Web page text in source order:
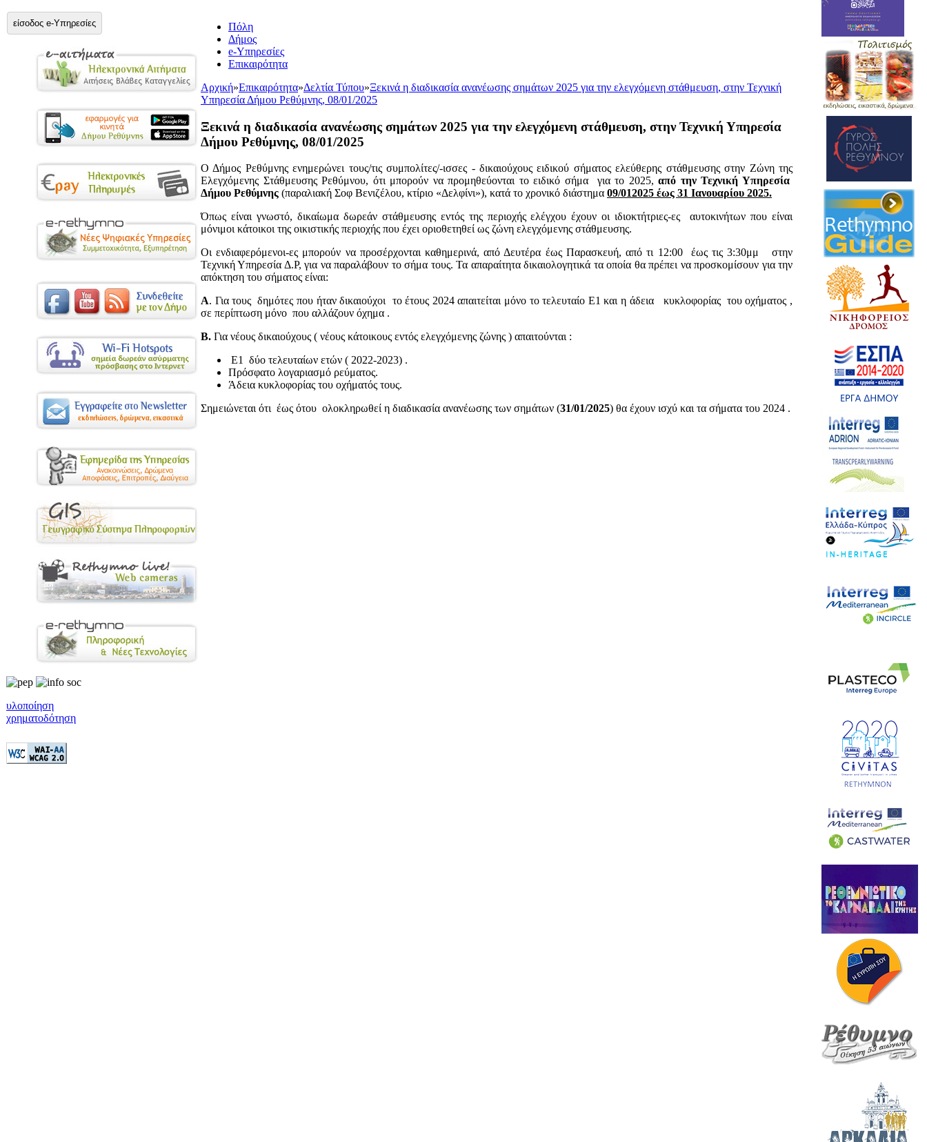
είσοδος e-Υπηρεσίες
υλοποίηση
χρηματοδότηση
Πόλη
Δήμος
e-Υπηρεσίες
Επικαιρότητα
Αρχική»Επικαιρότητα»Δελτία Τύπου»Ξεκινά η διαδικασία ανανέωσης σημάτων 2025 για την ελεγχόμενη στάθμευση, στην Τεχνική
Υπηρεσία Δήμου Ρεθύμνης, 08/01/2025
Ξεκινά η διαδικασία ανανέωσης σημάτων 2025 για την ελεγχόμενη στάθμευση, στην Τεχνική Υπηρεσία
Δήμου Ρεθύμνης, 08/01/2025
Ο Δήμος Ρεθύμνης ενημερώνει τους/τις συμπολίτες/-ισσες - δικαιούχους ειδικού σήματος ελεύθερης στάθμευσης στην Ζώνη της
Ελεγχόμενης Στάθμευσης Ρεθύμνου, ότι μπορούν να προμηθεύονται το ειδικό σήμα για το 2025,από την Τεχνική Υπηρεσία
Δήμου Ρεθύμνης (παραλιακή Σοφ Βενιζέλου, κτίριο «Δελφίνι»), κατά το χρονικό διάστημα 09/012025 έως 31 Ιανουαρίου 2025.
Όπως είναι γνωστό, δικαίωμα δωρεάν στάθμευσης εντός της περιοχής ελέγχου έχουν οι ιδιοκτήτριες-ες αυτοκινήτων που είναι
μόνιμοι κάτοικοι της οικιστικής περιοχής που έχει οριοθετηθεί ως ζώνη ελεγχόμενης στάθμευσης.
Οι ενδιαφερόμενοι-ες μπορούν να προσέρχονται καθημερινά, από Δευτέρα έως Παρασκευή, από τι 12:00 έως τις 3:30μμ στην
Τεχνική Υπηρεσία Δ.Ρ, για να παραλάβουν το σήμα τους. Τα απαραίτητα δικαιολογητικά τα οποία θα πρέπει να προσκομίσουν για την
απόκτηση του σήματος είναι:
Α. Για τους δημότες που ήταν δικαιούχοι το έτους 2024 απαιτείται μόνο το τελευταίο Ε1 και η άδεια κυκλοφορίας του οχήματος ,
σε περίπτωση μόνο που αλλάζουν όχημα .
Β. Για νέους δικαιούχους ( νέους κάτοικους εντός ελεγχόμενης ζώνης ) απαιτούνται :
Ε1 δύο τελευταίων ετών ( 2022-2023) .
Πρόσφατο λογαριασμό ρεύματος.
Άδεια κυκλοφορίας του οχήματός τους.
Σημειώνεται ότι έως ότου ολοκληρωθεί η διαδικασία ανανέωσης των σημάτων (31/01/2025) θα έχουν ισχύ και τα σήματα του 2024 .